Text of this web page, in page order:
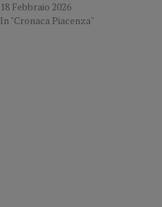
18 Febbraio 2026
In "Cronaca Piacenza"